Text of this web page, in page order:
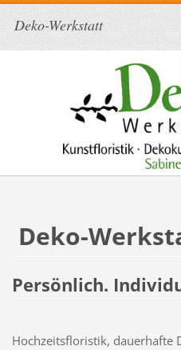
Deko-Werkstatt
Deko-
Persönlich.
Hochzeitsfloristik, dauerhafte